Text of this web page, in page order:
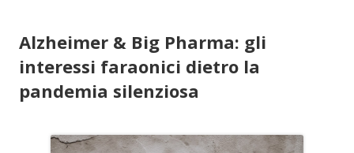
Alzheimer & Big Pharma: gli
interessi faraonici dietro la
pandemia silenziosa